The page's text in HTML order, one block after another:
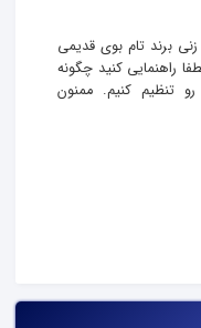
برند تام بوی قدیمی
راهنمایی کنید چگونه
رو تنظیم کنیم. ممنون